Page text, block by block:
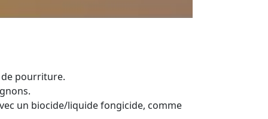
de pourriture.
un biocide/liquide fongicide, comme